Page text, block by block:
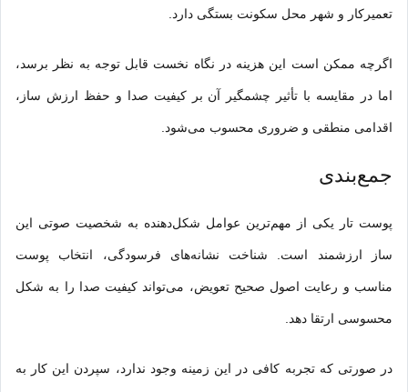
تعمیرکار و شهر محل سکونت بستگی دارد.
اگرچه ممکن است این هزینه در نگاه نخست قابل توجه به نظر برسد،
اما در مقایسه با تأثیر چشمگیر آن بر کیفیت صدا و حفظ ارزش ساز،
اقدامی منطقی و ضروری محسوب می‌شود.
جمع‌بندی
پوست تار یکی از مهم‌ترین عوامل شکل‌دهنده به شخصیت صوتی این
ساز ارزشمند است. شناخت نشانه‌های فرسودگی، انتخاب پوست
مناسب و رعایت اصول صحیح تعویض، می‌تواند کیفیت صدا را به شکل
محسوسی ارتقا دهد.
در صورتی که تجربه کافی در این زمینه وجود ندارد، سپردن این کار به